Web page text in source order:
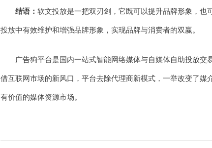
结语： 软文投放是一把双刃剑，它既可以提升品牌形象，
投放中有效维护和增强品牌形象，实现品牌与消费者的双赢。
广告狗平台是国内一站式智能网络媒体与自媒体自助投放
借互联网市场的新风口，平台去除代理商新模式，一举改变了
有价值的媒体资源市场。